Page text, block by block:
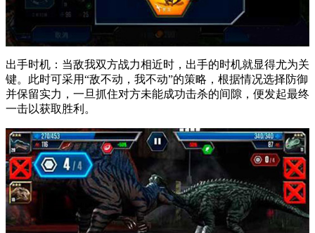
出手时机：当敌我双方战力相近时，出手的时机就显得尤为关
键。此时可采用“敌不动，我不动”的策略，根据情况选择防御
并保留实力，一旦抓住对方未能成功击杀的间隙，便发起最终
一击以获取胜利。